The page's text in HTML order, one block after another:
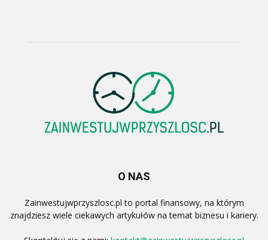
O NAS
Zainwestujwprzyszlosc.pl to portal finansowy, na którym
znajdziesz wiele ciekawych artykułów na temat biznesu i kariery.